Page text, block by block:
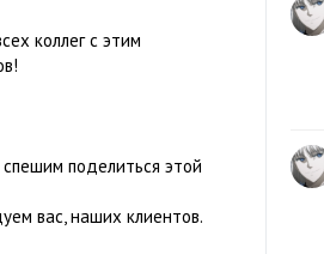
коллег с этим
поделиться этой
вас, наших клиентов.